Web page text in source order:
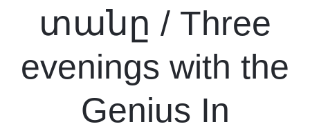
տանը / Three
evenings with the
Genius In